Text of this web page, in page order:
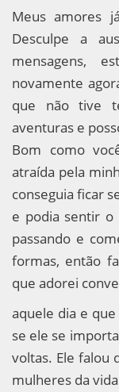
Meus amores
Desculpe a
mensagens,
novamente
que não tive
aventuras e
Bom como
atraída pela
conseguia ficar
e podia sentir
passando e
formas, então
que adorei
aquele dia e
se ele se
voltas. Ele falou
mulheres da